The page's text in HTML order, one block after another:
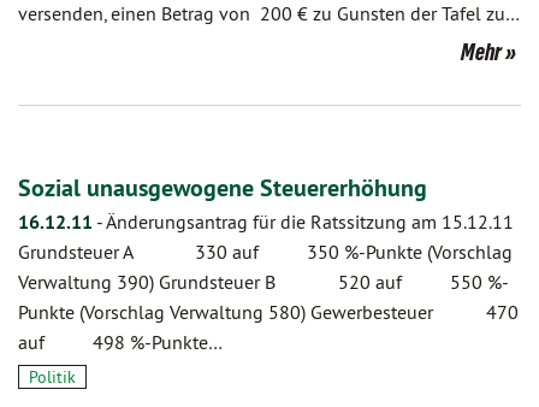
versenden, einen Betrag von 200 € zu Gunsten der Tafel zu…
Mehr
Sozial unausgewogene Steuererhöhung
16.12.11 -Änderungsantrag für die Ratssitzung am 15.12.11
Grundsteuer A 330 auf 350 %-Punkte (Vorschlag
Verwaltung 390) Grundsteuer B 520 auf 550 %-
Punkte (Vorschlag Verwaltung 580) Gewerbesteuer 470
auf 498 %-Punkte…
Politik